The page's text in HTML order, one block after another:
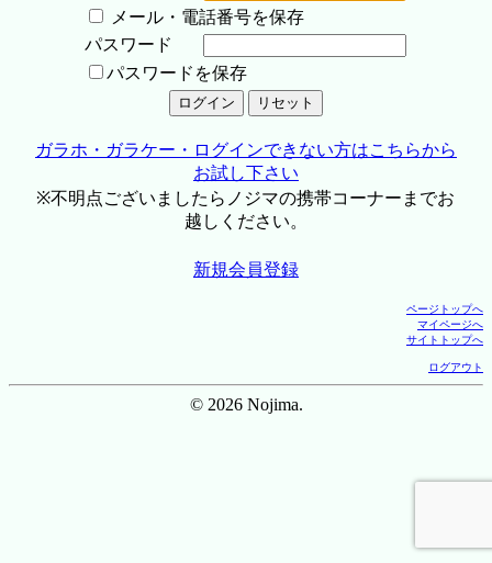
メール・電話番号を保存
パスワード
パスワードを保存
ガラホ・ガラケー・ログインできない方はこちらから
お試し下さい
※不明点ございましたらノジマの携帯コーナーまでお
越しください。
新規会員登録
ページトップへ
マイページへ
サイトトップへ
ログアウト
© 2026 Nojima.